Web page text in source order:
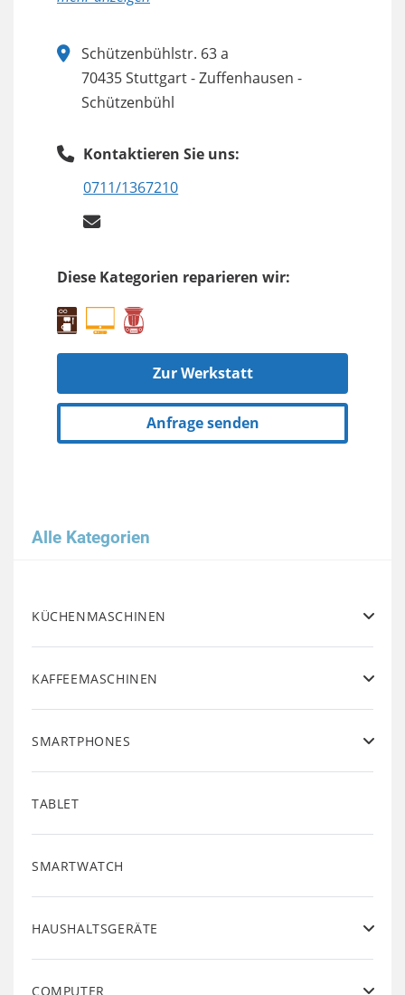
Schützenbühlstr. 63 a
70435 Stuttgart - Zuffenhausen -
Schützenbühl
Kontaktieren Sie uns:
0711/1367210
Diese Kategorien reparieren wir:
Zur Werkstatt
Anfrage senden
Alle Kategorien
KÜCHENMASCHINEN
KAFFEEMASCHINEN
SMARTPHONES
TABLET
SMARTWATCH
HAUSHALTSGERÄTE
COMPUTER